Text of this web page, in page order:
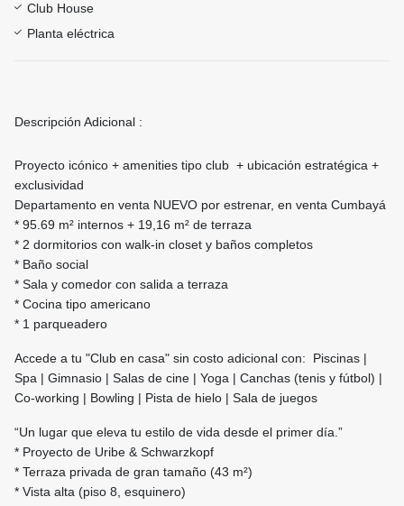
Club House
Planta eléctrica
Descripción Adicional :
Proyecto icónico + amenities tipo club + ubicación estratégica +
exclusividad
Departamento en venta NUEVO por estrenar, en venta Cumbayá
* 95.69 m² internos + 19,16 m² de terraza
* 2 dormitorios con walk-in closet y baños completos
* Baño social
* Sala y comedor con salida a terraza
* Cocina tipo americano
* 1 parqueadero
Accede a tu "Club en casa" sin costo adicional con: Piscinas |
Spa | Gimnasio | Salas de cine | Yoga | Canchas (tenis y fútbol) |
Co-working | Bowling | Pista de hielo | Sala de juegos
“Un lugar que eleva tu estilo de vida desde el primer día.”
* Proyecto de Uribe & Schwarzkopf
* Terraza privada de gran tamaño (43 m²)
* Vista alta (piso 8, esquinero)